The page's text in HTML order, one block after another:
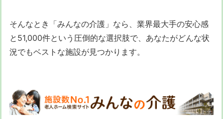
そんなとき「みんなの介護」なら、業界最大手の安心感
と51,000件という圧倒的な選択肢で、あなたがどんな状
況でもベストな施設が見つかります。